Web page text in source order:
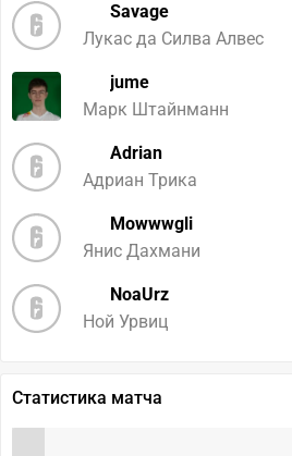
Savage
Лукас да Силва Алвес
jume
Марк Штайнманн
Adrian
Адриан Трика
Mowwwgli
Янис Дахмани
NoaUrz
Ной Урвиц
Статистика матча